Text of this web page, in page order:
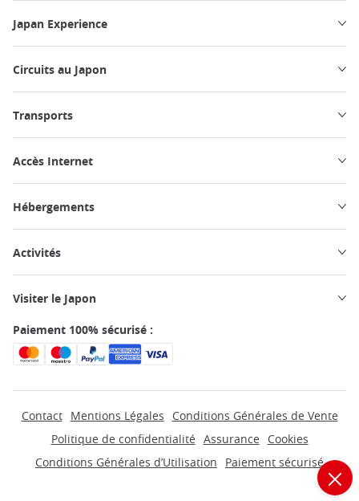
Japan Experience
Circuits au Japon
Transports
Accès Internet
Hébergements
Activités
Visiter le Japon
Paiement 100% sécurisé :
Contact Mentions Légales
Conditions Générales de Vente
Politique de confidentialité Assurance
Cookies
Conditions Générales d’Utilisation
Paiement sécurisé